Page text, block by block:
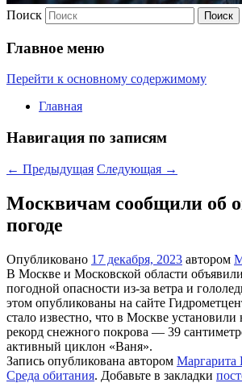
Поиск
Главное меню
Перейти к основному содержимому
Главная
Навигация по записям
← Предыдущая Следующая →
Москвичам сообщили об
погоде
Опубликовано 17 декабря, 2023 автором
В Москве и Московской области
погодной опасности из-за ветра и
этом опубликованы на сайте
стало известно, что в Москве
рекорд снежного покрова — 39
активный циклон «Ваня».
Запись опубликована автором Маргарита
Среда обитания. Добавьте в закладки